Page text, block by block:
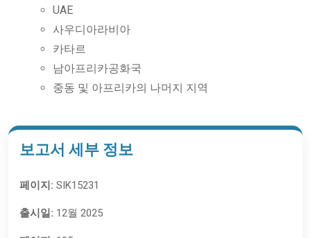
UAE
사우디아라비아
카타르
남아프리카공화국
중동 및 아프리카의 나머지 지역
보고서 세부 정보
페이지: SIK15231
출시일: 12월 2025